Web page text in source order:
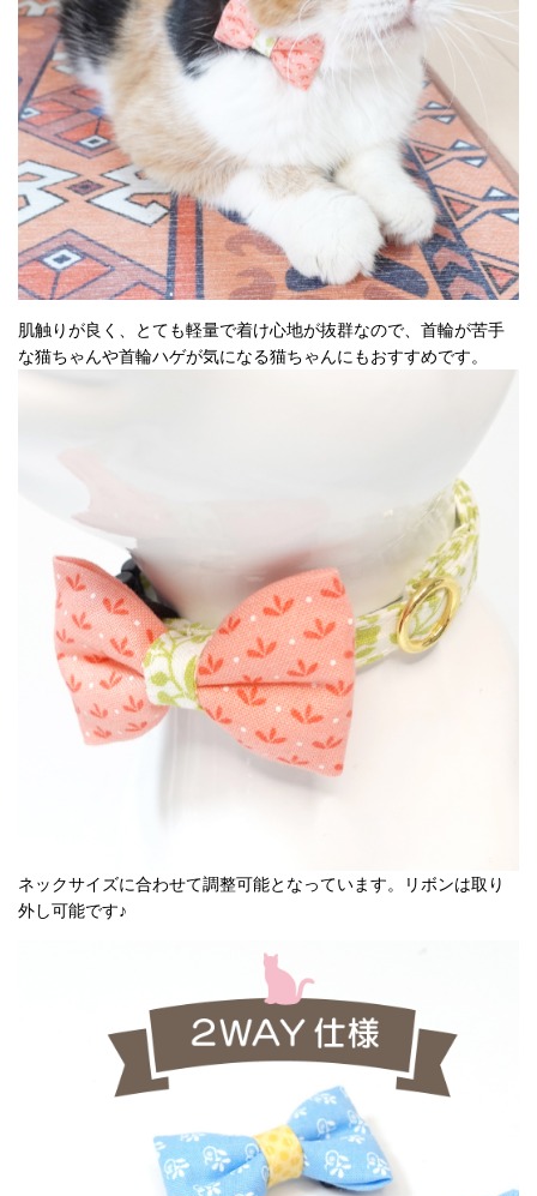
肌触りが良く、とても軽量で着け心地が抜群なので、首輪が苦手
な猫ちゃんや首輪ハゲが気になる猫ちゃんにもおすすめです。
ネックサイズに合わせて調整可能となっています。リボンは取り
外し可能です♪